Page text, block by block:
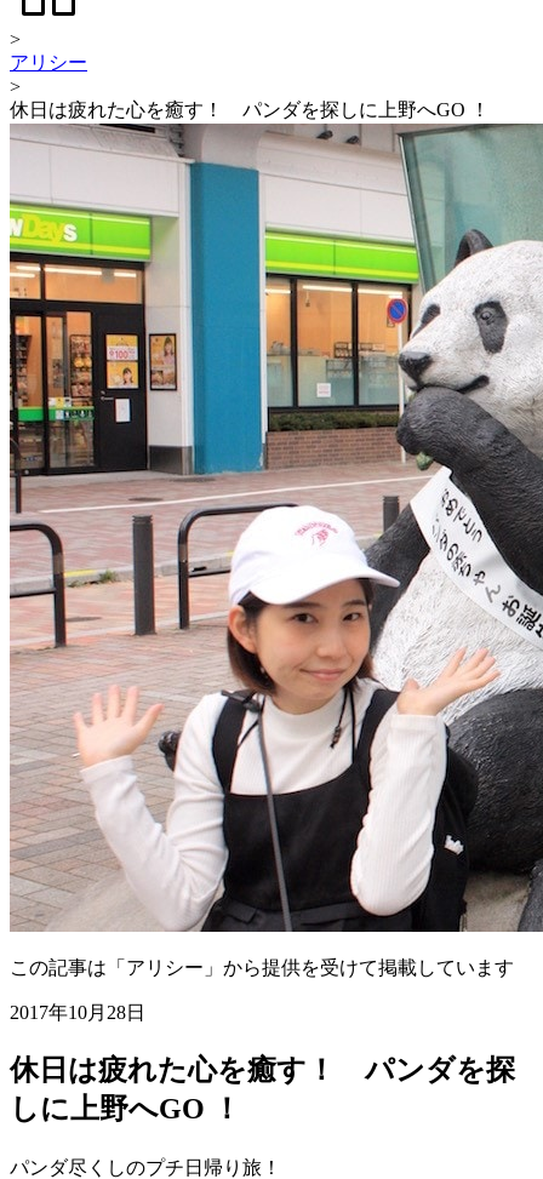
>
アリシー
>
休日は疲れた心を癒す！ パンダを探しに上野へGO ！
この記事は「アリシー」から提供を受けて掲載しています
2017年10月28日
休日は疲れた心を癒す！ パンダを探
しに上野へGO ！
パンダ尽くしのプチ日帰り旅！